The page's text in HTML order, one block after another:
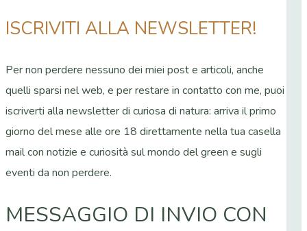
ISCRIVITI ALLA NEWSLETTER!
Per non perdere nessuno dei miei post e articoli, anche
quelli sparsi nel web, e per restare in contatto con me, puoi
iscriverti alla newsletter di curiosa di natura: arriva il primo
giorno del mese alle ore 18 direttamente nella tua casella
mail con notizie e curiosità sul mondo del green e sugli
eventi da non perdere.
MESSAGGIO DI INVIO CON